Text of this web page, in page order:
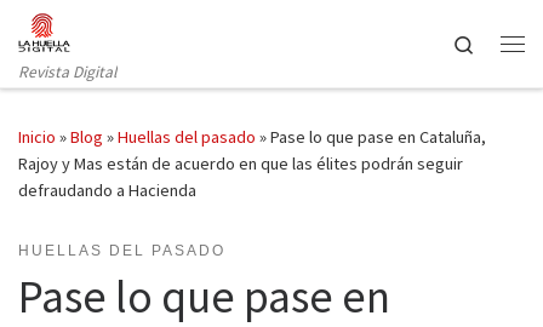
Saltar al contenido
Revista Digital
Search
Inicio »Blog »Huellas del pasado »Pase lo que pase en Cataluña,
Rajoy y Mas están de acuerdo en que las élites podrán seguir
defraudando a Hacienda
HUELLAS DEL PASADO
Pase lo que pase en